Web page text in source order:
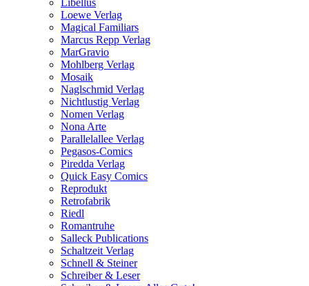
Libellus
Loewe Verlag
Magical Familiars
Marcus Repp Verlag
MarGravio
Mohlberg Verlag
Mosaik
Naglschmid Verlag
Nichtlustig Verlag
Nomen Verlag
Nona Arte
Parallelallee Verlag
Pegasos-Comics
Piredda Verlag
Quick Easy Comics
Reprodukt
Retrofabrik
Riedl
Romantruhe
Salleck Publications
Schaltzeit Verlag
Schnell & Steiner
Schreiber & Leser